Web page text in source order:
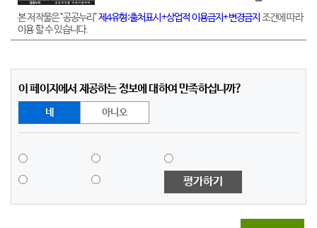
본 저작물은 "공공누리"제4유형:출처표시+상업적 이용금지+변경금지 조건에 따라
이용 할 수 있습니다.
이 페이지에서 제공하는 정보에 대하여 만족하십니까?
네 아니오
평가하기